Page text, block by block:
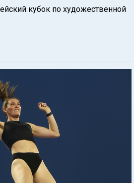
кубок по художественной